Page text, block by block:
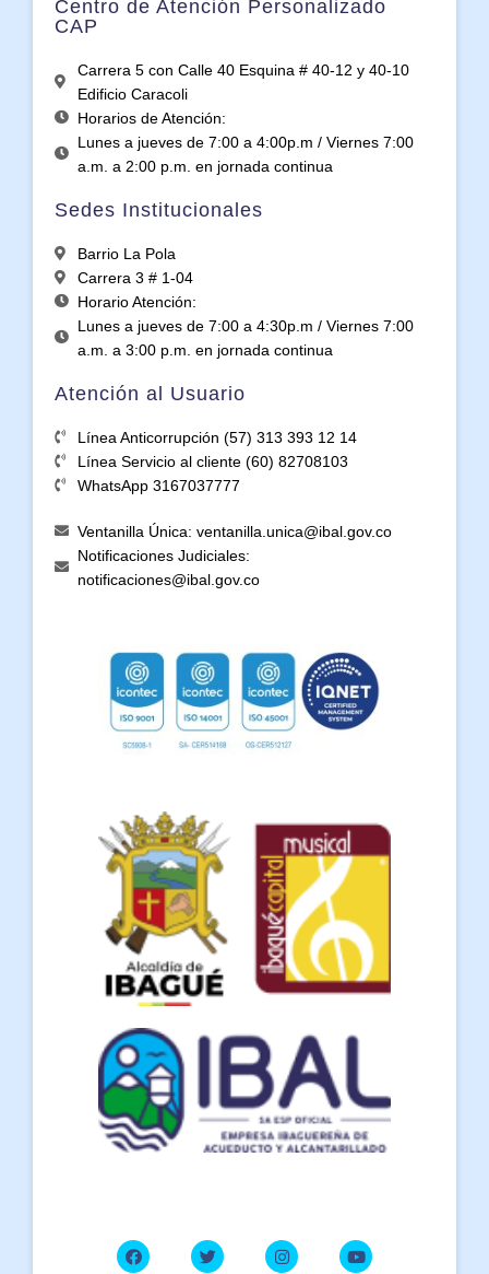
Centro de Atención Personalizado
CAP
Carrera 5 con Calle 40 Esquina # 40-12 y 40-10
Edificio Caracoli
Horarios de Atención:
Lunes a jueves de 7:00 a 4:00p.m / Viernes 7:00
a.m. a 2:00 p.m. en jornada continua
Sedes Institucionales
Barrio La Pola
Carrera 3 # 1-04
Horario Atención:
Lunes a jueves de 7:00 a 4:30p.m / Viernes 7:00
a.m. a 3:00 p.m. en jornada continua
Atención al Usuario
Línea Anticorrupción (57) 313 393 12 14
Línea Servicio al cliente (60) 82708103
WhatsApp 3167037777
Ventanilla Única: ventanilla.unica@ibal.gov.co
Notificaciones Judiciales:
notificaciones@ibal.gov.co